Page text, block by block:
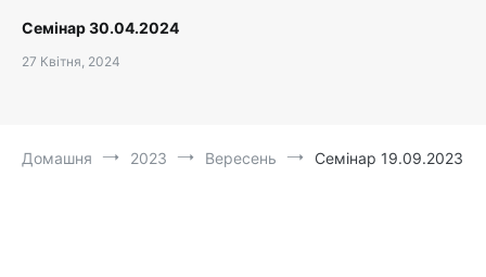
Семінар 30.04.2024
27 Квітня, 2024
Домашня 2023 Вересень Семінар 19.09.2023